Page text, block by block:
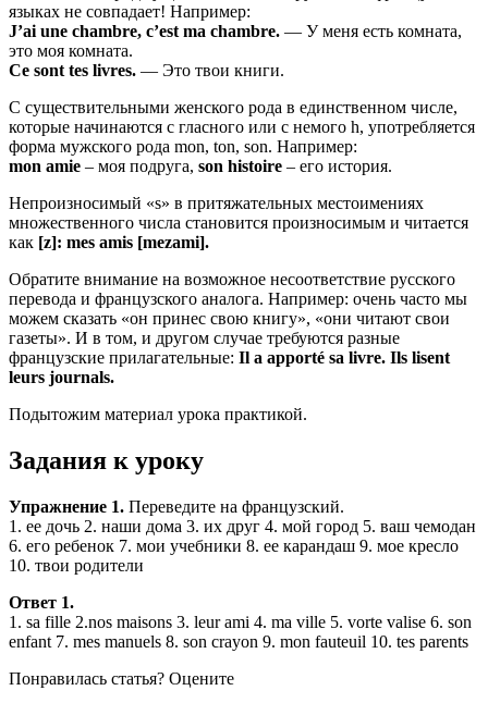
языках не совпадает! Например:
J’ai une chambre, c’est ma chambre. — У меня есть комната,
это моя комната.
Ce sont tes livres. — Это твои книги.
С существительными женского рода в единственном числе,
которые начинаются с гласного или с немого h, употребляется
форма мужского рода mon, ton, son. Например:
mon amie – моя подруга, son histoire – его история.
Непроизносимый «s» в притяжательных местоимениях
множественного числа становится произносимым и читается
как [z]: mes amis [mezami].
Обратите внимание на возможное несоответствие русского
перевода и французского аналога. Например: очень часто мы
можем сказать «он принес свою книгу», «они читают свои
газеты». И в том, и другом случае требуются разные
французские прилагательные: Il a apporté sa livre. Ils lisent
leurs journals.
Подытожим материал урока практикой.
Задания к уроку
Упражнение 1. Переведите на французский.
1. ее дочь 2. наши дома 3. их друг 4. мой город 5. ваш чемодан
6. его ребенок 7. мои учебники 8. ее карандаш 9. мое кресло
10. твои родители
Ответ 1.
1. sa fille 2.nos maisons 3. leur ami 4. ma ville 5. vorte valise 6. son
enfant 7. mes manuels 8. son crayon 9. mon fauteuil 10. tes parents
Понравилась статья? Оцените